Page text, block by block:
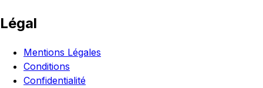
Légal
Mentions Légales
Conditions
Confidentialité